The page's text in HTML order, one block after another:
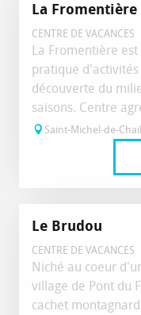
La Fromentière
CENTRE DE VACANCES
La Fromentière
pratique
découverte du
saisons. Centre
Saint-Michel-de-
Le Brudou
CENTRE DE VACANCES
Niché au coeur
village de Pont du
cachet